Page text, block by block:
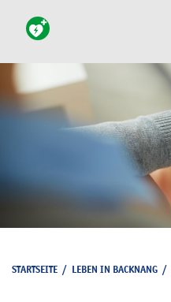
STARTSEITE / LEBEN IN BACKNANG /